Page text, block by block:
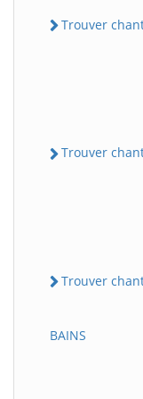
Trouver
Trouver
Trouver
BAINS